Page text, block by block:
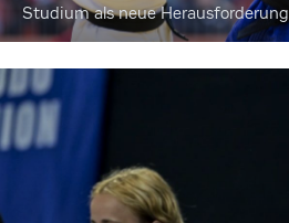
Studium als neue Herausforderung